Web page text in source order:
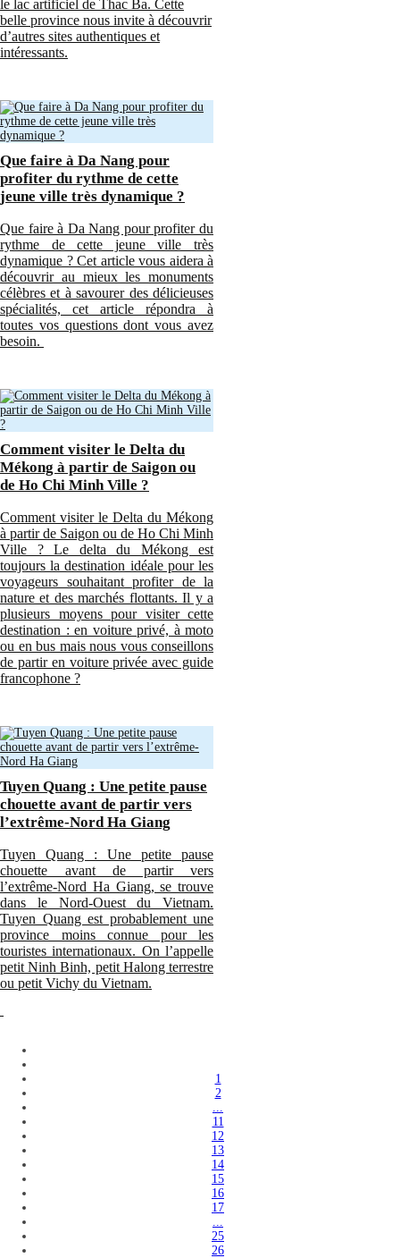
le lac artificiel de Thac Ba. Cette
belle province nous invite à découvrir
d’autres sites authentiques et
intéressants.
Que faire à Da Nang pour
profiter du rythme de cette
jeune ville très dynamique ?
Que faire à Da Nang pour profiter du
rythme de cette jeune ville très
dynamique ? Cet article vous aidera à
découvrir au mieux les monuments
célèbres et à savourer des délicieuses
spécialités, cet article répondra à
toutes vos questions dont vous avez
besoin.
Comment visiter le Delta du
Mékong à partir de Saigon ou
de Ho Chi Minh Ville ?
Comment visiter le Delta du Mékong
à partir de Saigon ou de Ho Chi Minh
Ville ? Le delta du Mékong est
toujours la destination idéale pour les
voyageurs souhaitant profiter de la
nature et des marchés flottants. Il y a
plusieurs moyens pour visiter cette
destination : en voiture privé, à moto
ou en bus mais nous vous conseillons
de partir en voiture privée avec guide
francophone ?
Tuyen Quang : Une petite pause
chouette avant de partir vers
l’extrême-Nord Ha Giang
Tuyen Quang : Une petite pause
chouette avant de partir vers
l’extrême-Nord Ha Giang, se trouve
dans le Nord-Ouest du Vietnam.
Tuyen Quang est probablement une
province moins connue pour les
touristes internationaux. On l’appelle
petit Ninh Binh, petit Halong terrestre
ou petit Vichy du Vietnam.
1
2
11
12
13
14
15
16
17
25
26